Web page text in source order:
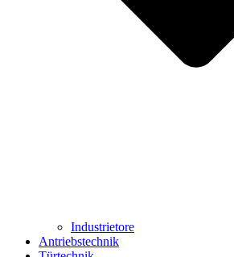
Industrietore
Antriebstechnik